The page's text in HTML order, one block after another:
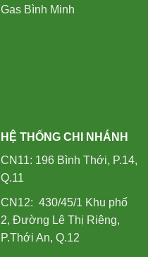
Gas Bình Minh
HỆ THỐNG CHI NHÁNH
CN11: 196 Bình Thới, P.14,
Q.11
CN12: 430/45/1 Khu phố
2, Đường Lê Thị Riêng,
P.Thới An, Q.12